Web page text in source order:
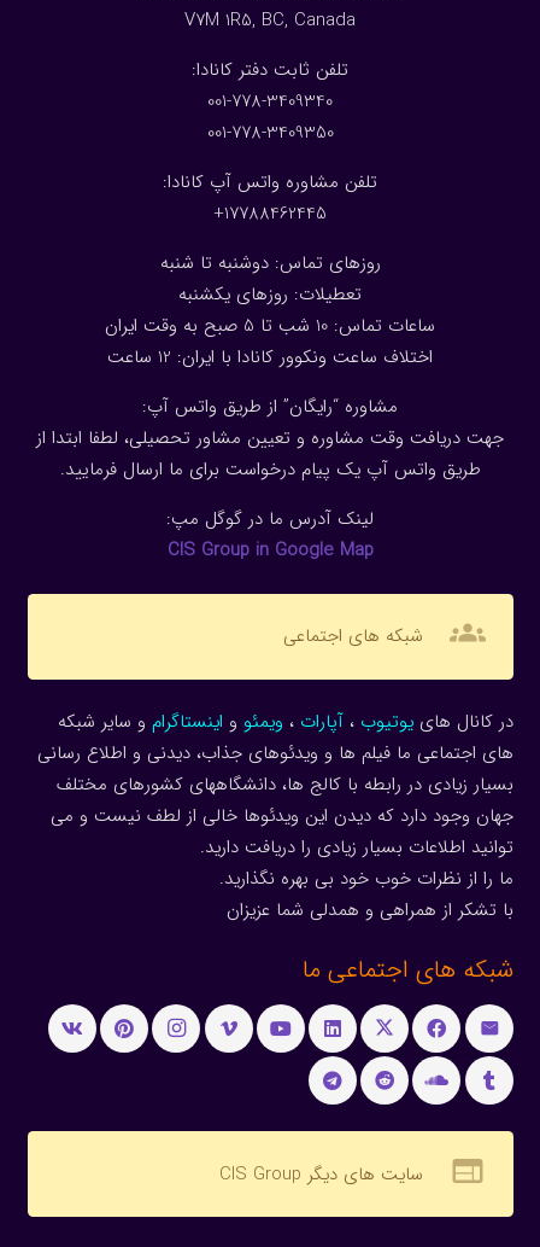
V7M 1R5, BC, Canada
:تلفن ثابت دفتر کانادا
001-778-3409340
001-778-3409350
تلفن مشاوره واتس آپ کانادا:
17788462445+
روزهای تماس: دوشنبه تا شنبه
تعطیلات: روزهای یکشنبه
ساعات تماس: 10 شب تا 5 صبح به وقت ایران
اختلاف ساعت ونکوور کانادا با ایران: 1 2 ساعت
مشاوره “رایگان” از طریق واتس آپ:
جهت دریافت وقت مشاوره و تعیین مشاور تحصیلی، لطفا ابتدا از
طریق واتس آپ یک پیام درخواست برای ما ارسال فرمایید.
لینک آدرس ما در گوگل مپ:
CIS Group in Google Map
groups شبکه های اجتماعی
در کانال هاییوتیوب ، آپارات ، ویمئو و اینستاگرام و سایر شبکه
های اجتماعی ما فیلم ها و ویدئوهای جذاب، دیدنی و اطلاع رسانی
بسیار زیادی در رابطه با کالج ها، دانشگاههای کشورهای مختلف
جهان وجود دارد که دیدن این ویدئوها خالی از لطف نیست و می
توانید اطلاعات بسیار زیادی را دریافت دارید.
ما را از نظرات خوب خود بی بهره نگذارید.
با تشکر از همراهی و همدلی شما عزیزان
شبکه های اجتماعی ما
web سایت های دیگر CIS Group